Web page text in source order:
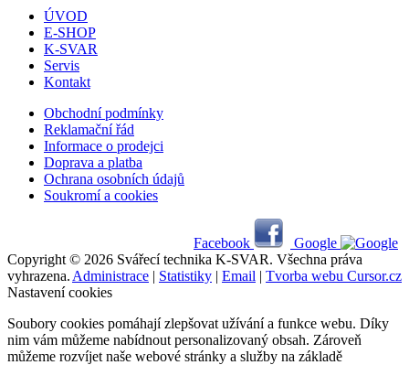
(600 ml), plyn PB 30
% propan / 70 %
butan, závit 7/16"
Cena s DPH
Detail zboží
ÚVOD
E-SHOP
Kontakt
Obchodní podmínky
Reklamační řád
Informace o prodejci
Doprava a platba
Ochrana osobních údajů